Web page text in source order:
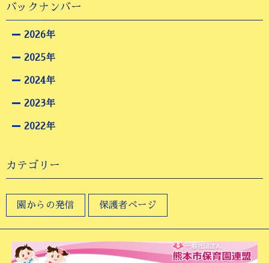
バックナンバー
2026年
2025年
2024年
2023年
2022年
カテゴリー
園からの発信 保護者ページ